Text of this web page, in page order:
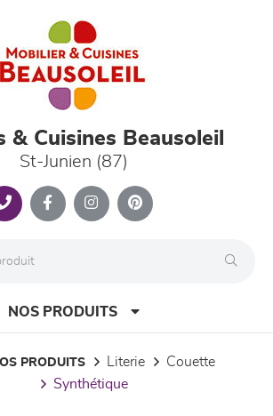
& Cuisines Beausoleil
St-Junien (87)
NOS PRODUITS
PRODUITS literie
couette
synthétique